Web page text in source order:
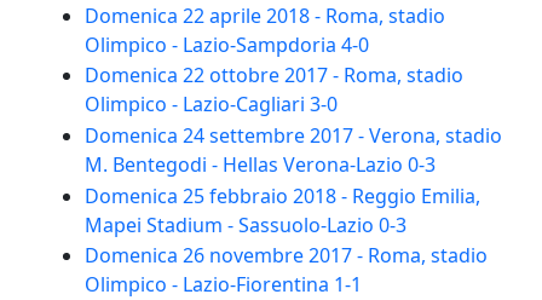
Domenica 22 aprile 2018 - Roma, stadio
Olimpico - Lazio-Sampdoria 4-0
Domenica 22 ottobre 2017 - Roma, stadio
Olimpico - Lazio-Cagliari 3-0
Domenica 24 settembre 2017 - Verona, stadio
M. Bentegodi - Hellas Verona-Lazio 0-3
Domenica 25 febbraio 2018 - Reggio Emilia,
Mapei Stadium - Sassuolo-Lazio 0-3
Domenica 26 novembre 2017 - Roma, stadio
Olimpico - Lazio-Fiorentina 1-1